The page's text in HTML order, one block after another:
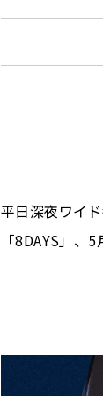
平日深夜ワイ
「8DAYS」、